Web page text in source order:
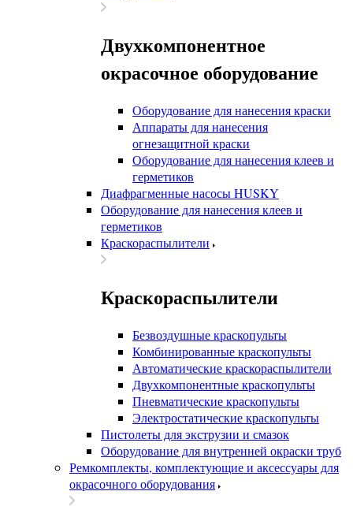
Двухкомпонентное
окрасочное оборудование
Оборудование для нанесения краски
Аппараты для нанесения
огнезащитной краски
Оборудование для нанесения клеев и
герметиков
Диафрагменные насосы HUSKY
Оборудование для нанесения клеев и
герметиков
Краскораспылители
Краскораспылители
Безвоздушные краскопульты
Комбинированные краскопульты
Автоматические краскораспылители
Двухкомпонентные краскопульты
Пневматические краскопульты
Электростатические краскопульты
Пистолеты для экструзии и смазок
Оборудование для внутренней окраски труб
Ремкомплекты, комплектующие и аксессуары для
окрасочного оборудования